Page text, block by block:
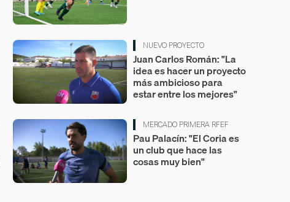
NUEVO PROYECTO
Juan Carlos Román: "La
idea es hacer un proyecto
más ambicioso para
estar entre los mejores"
MERCADO PRIMERA RFEF
Pau Palacín: "El Coria es
un club que hace las
cosas muy bien"